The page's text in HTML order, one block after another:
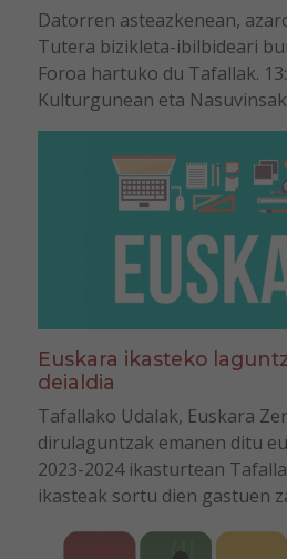
Datorren asteazkenean,
Tutera bizikleta-ibilbideari
Foroa hartuko du Tafallak.
Kulturgunean eta Nasuvinsak
Euskara ikasteko
deialdia
Tafallako Udalak, Euskara
dirulaguntzak emanen ditu
2023-2024 ikasturtean
ikasteak sortu dien gastuen